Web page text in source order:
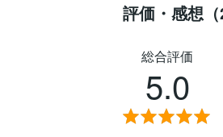
評価・感想
総合評価
5.0